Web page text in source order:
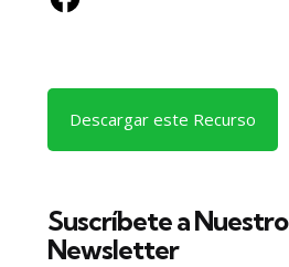
Descargar este Recurso
Suscríbete a Nuestro
Newsletter